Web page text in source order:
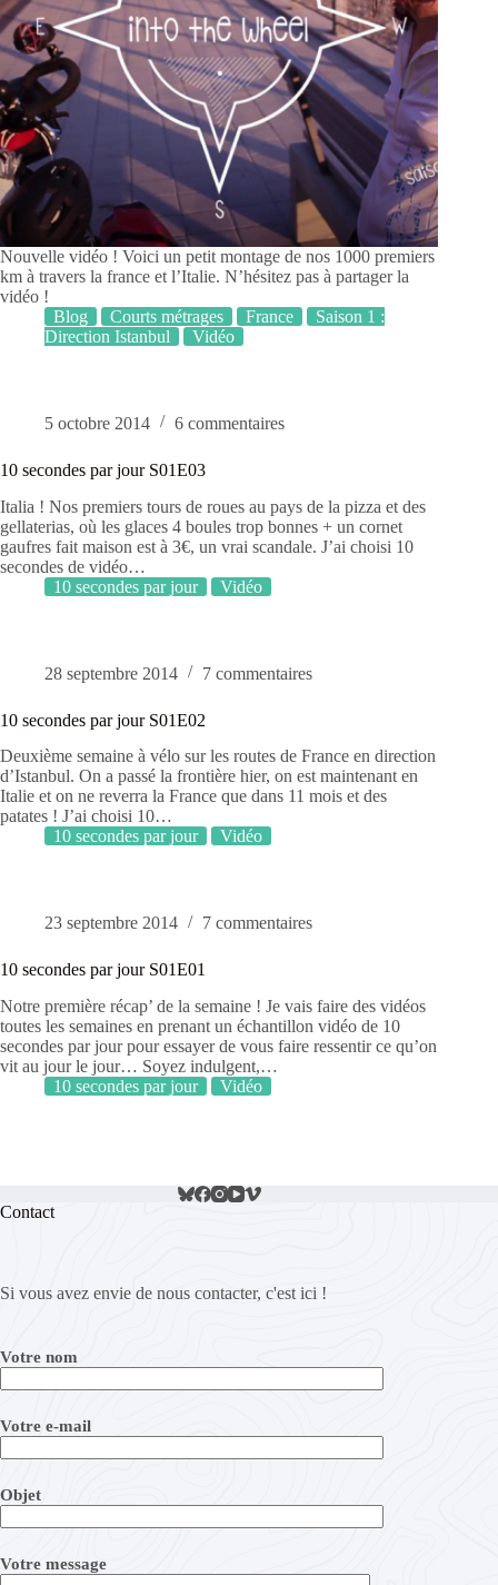
Nouvelle vidéo ! Voici un petit montage de nos 1000 premiers
km à travers la france et l’Italie. N’hésitez pas à partager la
vidéo !
Blog
Courts métrages France
Saison 1 :
Direction Istanbul
Vidéo
5 octobre 2014 6 commentaires
10 secondes par jour S01E03
Italia ! Nos premiers tours de roues au pays de la pizza et des
gellaterias, où les glaces 4 boules trop bonnes + un cornet
gaufres fait maison est à 3€, un vrai scandale. J’ai choisi 10
secondes de vidéo…
10 secondes par jour
Vidéo
28 septembre 2014 7 commentaires
10 secondes par jour S01E02
Deuxième semaine à vélo sur les routes de France en direction
d’Istanbul. On a passé la frontière hier, on est maintenant en
Italie et on ne reverra la France que dans 11 mois et des
patates ! J’ai choisi 10…
10 secondes par jour
Vidéo
23 septembre 2014 7 commentaires
10 secondes par jour S01E01
Notre première récap’ de la semaine ! Je vais faire des vidéos
toutes les semaines en prenant un échantillon vidéo de 10
secondes par jour pour essayer de vous faire ressentir ce qu’on
vit au jour le jour… Soyez indulgent,…
10 secondes par jour
Vidéo
Contact
Si vous avez envie de nous contacter, c'est ici !
Votre nom
Votre e-mail
Objet
Votre message